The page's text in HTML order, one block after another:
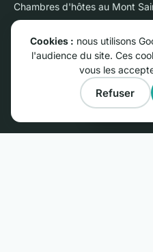
Chambres d'hôtes au Mont
Chambres d'hôtes sur l'Ile de Ré
Chambres d'hôtes près du
Chambres d'hôtes en
Gîtes dans les plus beaux
Gîtes près du Mont Saint-
Cookies : nous utilisons
l'audience du site. Ces
vous les
Refuser